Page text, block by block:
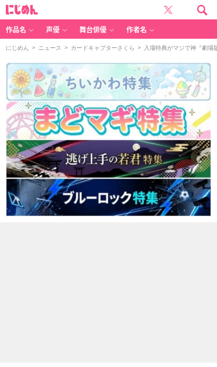
作品名 声優 舞台俳優 作者名
にじめん > ニュース > カードキャプターさくら > 入場特典がマジで神『劇場